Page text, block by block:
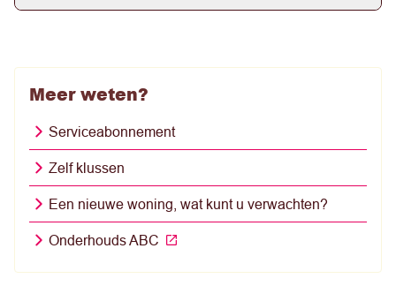
Meer weten?
Serviceabonnement
Zelf klussen
Een nieuwe woning, wat kunt u verwachten?
Onderhouds ABC